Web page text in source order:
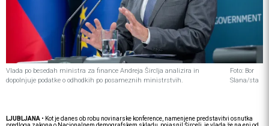
Vlada po besedah ministra za finance Andreja Širclja analizira in
dopolnjuje podatke o odhodkih po posameznih ministrstvih.
Foto: Bor
Slana/sta
LJUBLJANA • Kot je danes ob robu novinarske konference, namenjene predstavitvi osnutka